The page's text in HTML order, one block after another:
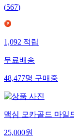
(567)
1,092 적립
무료배송
48,477명 구매중
맥심 모카골드 마일
25,000원